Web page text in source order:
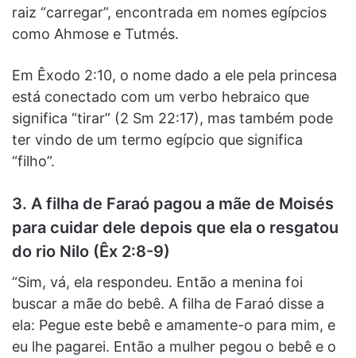
raiz “carregar”, encontrada em nomes egípcios
como Ahmose e Tutmés.
Em Êxodo 2:10, o nome dado a ele pela princesa
está conectado com um verbo hebraico que
significa “tirar” (2 Sm 22:17), mas também pode
ter vindo de um termo egípcio que significa
“filho”.
3. A filha de Faraó pagou a mãe de Moisés
para cuidar dele depois que ela o resgatou
do rio Nilo (Êx 2:8-9)
“Sim, vá, ela respondeu. Então a menina foi
buscar a mãe do bebê. A filha de Faraó disse a
ela: Pegue este bebê e amamente-o para mim, e
eu lhe pagarei. Então a mulher pegou o bebê e o